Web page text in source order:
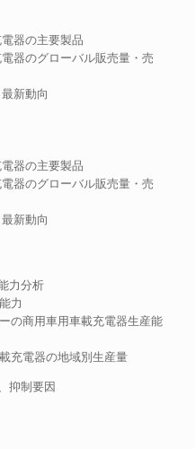
器の主要製品
のグローバル販売量・売
新動向
器の主要製品
のグローバル販売量・売
新動向
力分析
力
の商用車用車載充電器生産能
充電器の地域別生産量
抑制要因